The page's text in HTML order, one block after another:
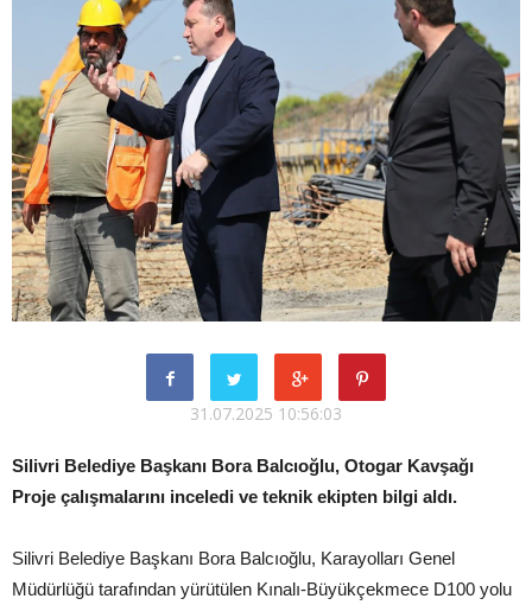
31.07.2025 10:56:03
Silivri Belediye Başkanı Bora Balcıoğlu, Otogar Kavşağı
Proje çalışmalarını inceledi ve teknik ekipten bilgi aldı.
Silivri Belediye Başkanı Bora Balcıoğlu, Karayolları Genel
Müdürlüğü tarafından yürütülen Kınalı-Büyükçekmece D100 yolu